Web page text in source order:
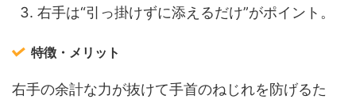
右手は“引っ掛けずに添えるだけ”がポイント。
特徴・メリット
右手の余計な力が抜けて手首のねじれを防げるた